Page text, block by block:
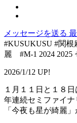
メッセージを送る
#KUSUKUSU #関根
麗 #M-1 2024 2025
2026/1/12 UP!
１月１１日と１８
年連続セミファイナ
「今夜も星が綺麗」